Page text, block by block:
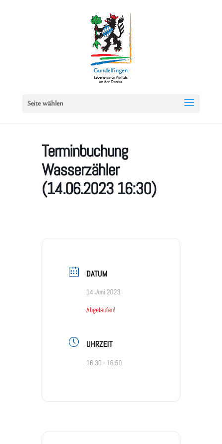
Seite wählen
Terminbuchung
Wasserzähler
(14.06.2023 16:30)
DATUM
14 Juni 2023
Abgelaufen!
UHRZEIT
16:30 - 16:50